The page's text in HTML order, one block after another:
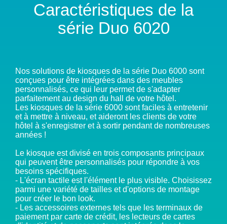
Caractéristiques de la
série Duo 6020
Nos solutions de kiosques de la série Duo 6000 sont
conçues pour être intégrées dans des meubles
personnalisés, ce qui leur permet de s'adapter
parfaitement au design du hall de votre hôtel.
Les kiosques de la série 6000 sont faciles à entretenir
et à mettre à niveau, et aideront les clients de votre
hôtel à s'enregistrer et à sortir pendant de nombreuses
années !
Le kiosque est divisé en trois composants principaux
qui peuvent être personnalisés pour répondre à vos
besoins spécifiques.
- L'écran tactile est l'élément le plus visible. Choisissez
parmi une variété de tailles et d'options de montage
pour créer le bon look.
- Les accessoires externes tels que les terminaux de
paiement par carte de crédit, les lecteurs de cartes